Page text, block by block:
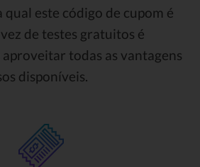
qual este código de cupom é
de testes gratuitos é
todas as vantagens
disponíveis.